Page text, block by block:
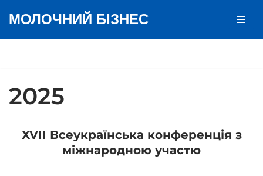
МОЛОЧНИЙ БІЗНЕС
2025
XVII Всеукраїнська конференція з
міжнародною участю